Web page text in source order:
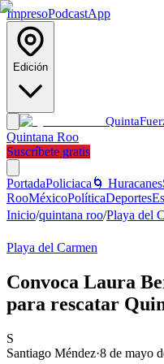
ImpresoPodcastApp
Edición
Quinta
Quintana Roo
Suscríbete gratis
PortadaPoliciaca 🌀 Huracanes
RooMéxicoPolíticaDeportes
Inicio/quintana roo/Playa del
Playa del Carmen
Convoca Laura
para rescatar
S
Santiago Méndez·8 de mayo